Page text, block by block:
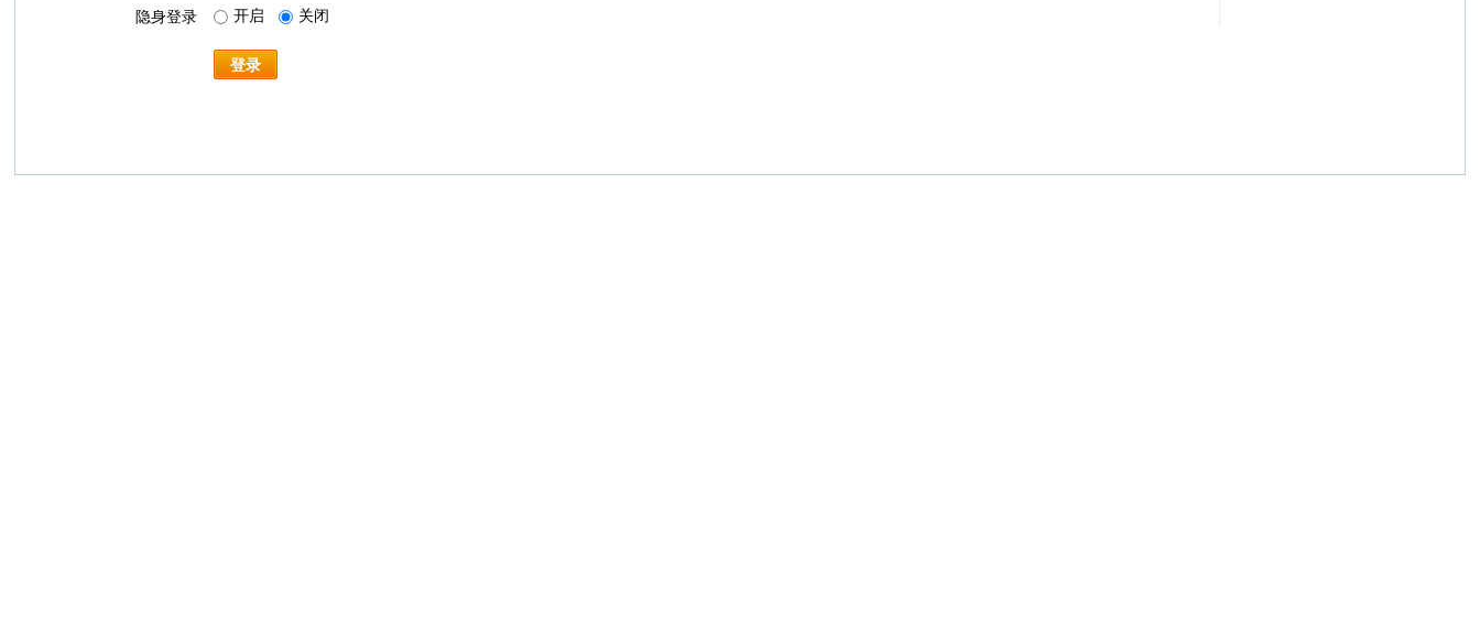
隐身登录 开启 关闭
登录